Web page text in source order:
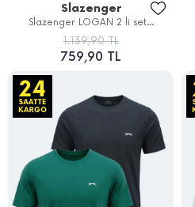
Slazenger
Slazenger LOGAN 2 li set...
1.139,90 TL
759,90 TL